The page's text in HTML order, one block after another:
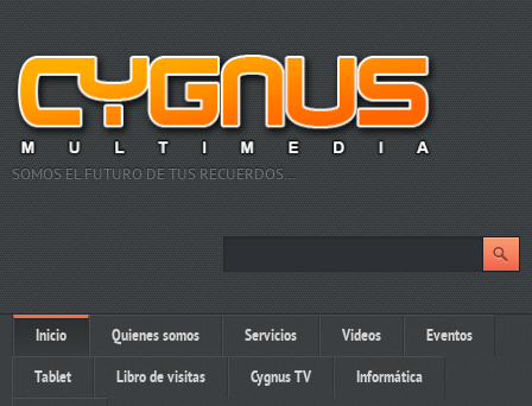
SOMOS EL FUTURO DE TUS RECUERDOS…
Inicio Quienes somos Servicios Videos Eventos
Tablet Libro de visitas Cygnus TV Informática